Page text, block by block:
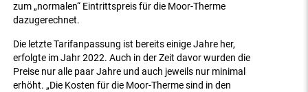
zum „normalen“ Eintrittspreis für die Moor-Therme
dazugerechnet.
Die letzte Tarifanpassung ist bereits einige Jahre her,
erfolgte im Jahr 2022. Auch in der Zeit davor wurden die
Preise nur alle paar Jahre und auch jeweils nur minimal
erhöht. „Die Kosten für die Moor-Therme sind in den